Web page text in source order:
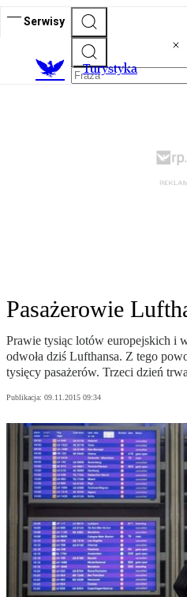
Serwisy
Turystyka
Pasażerowie
Prawie tysiąc lotów europejskich i
odwoła dziś Lufthansa. Z tego
tysięcy pasażerów. Trzeci dzień
Publikacja: 09.11.2015 09:34